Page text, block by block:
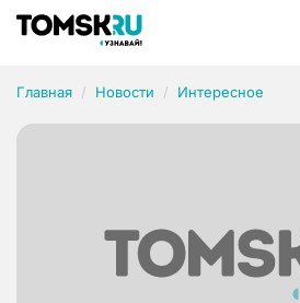
Главная Новости Интересное